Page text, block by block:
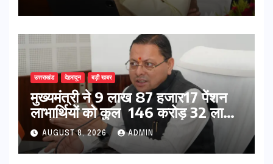
उत्तराखंड देहरादून बड़ी खबर
मुख्यमंत्री ने 9 लाख 87 हजार17 पेंशन
लाभार्थियों को कुल 146 करोड़ 32 लाख
की पेंशन राशि का किया भुगतान
AUGUST 8, 2026 ADMIN